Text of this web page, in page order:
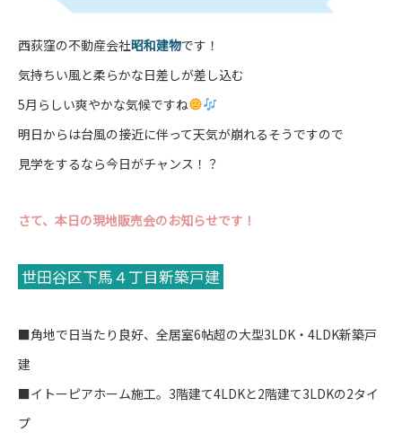
西荻窪の不動産会社昭和建物です！
気持ちい風と柔らかな日差しが差し込む
5月らしい爽やかな気候ですね
明日からは台風の接近に伴って天気が崩れるそうですので
見学をするなら今日がチャンス！？
さて、本日の現地販売会のお知らせです！
世田谷区下馬４丁目新築戸建
■角地で日当たり良好、全居室6帖超の大型3LDK・4LDK新築戸
建
■イトーピアホーム施工。3階建て4LDKと2階建て3LDKの2タイ
プ